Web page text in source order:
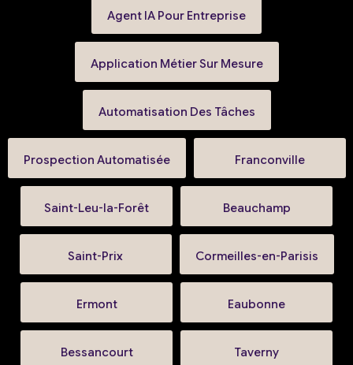
Agent IA Pour Entreprise
Application Métier Sur Mesure
Automatisation Des Tâches
Prospection Automatisée Franconville
Saint-Leu-la-Forêt Beauchamp
Saint-Prix Cormeilles-en-Parisis
Ermont Eaubonne
Bessancourt Taverny